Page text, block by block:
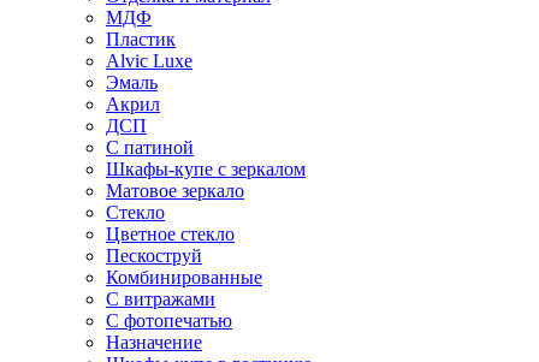
МДФ
Пластик
Alvic Luxe
Эмаль
Акрил
ДСП
С патиной
Шкафы-купе с зеркалом
Матовое зеркало
Стекло
Цветное стекло
Пескоструй
Комбинированные
С витражами
С фотопечатью
Назначение